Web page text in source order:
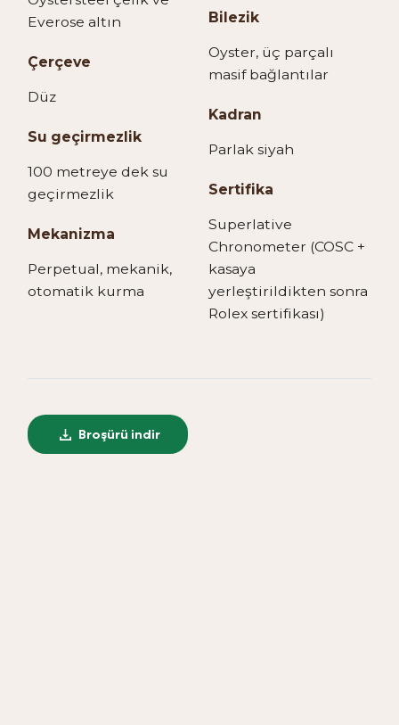
Everose altın
Çerçeve
Düz
Su geçirmezlik
100 metreye dek su
geçirmezlik
Mekanizma
Perpetual, mekanik,
otomatik kurma
Bilezik
Oyster, üç parçalı
masif bağlantılar
Kadran
Parlak siyah
Sertifika
Superlative
Chronometer (COSC +
kasaya
yerleştirildikten sonra
Rolex sertifikası)
Broşürü indir